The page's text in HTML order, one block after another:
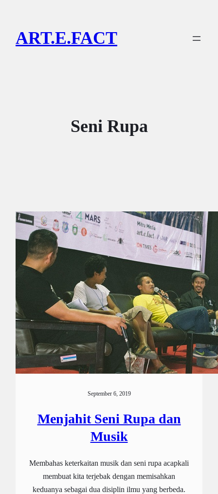
kontenART.E.FACT
Seni Rupa
September 6, 2019
Menjahit Seni Rupa dan
Musik
Membahas keterkaitan musik dan seni rupa acapkali
membuat kita terjebak dengan memisahkan
keduanya sebagai dua disiplin ilmu yang berbeda.